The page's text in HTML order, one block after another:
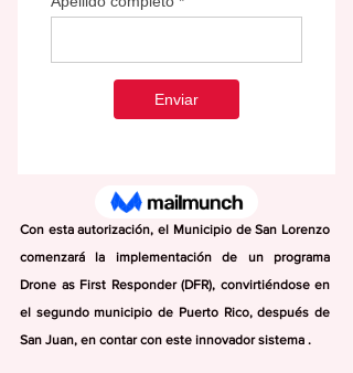
Con esta autorización, el Municipio de San Lorenzo
comenzará la implementación de un programa
Drone as First Responder (DFR), convirtiéndose en
el segundo municipio de Puerto Rico, después de
San Juan, en contar con este innovador sistema .